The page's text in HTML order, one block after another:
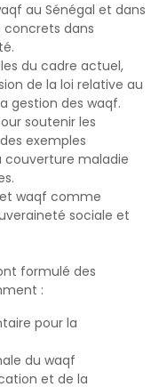
au Sénégal et dans
concrets dans
du cadre actuel,
de la loi relative au
gestion des waqf.
soutenir les
exemples
couverture maladie
waqf comme
sociale et
formulé des
:
pour la
du waqf
et de la